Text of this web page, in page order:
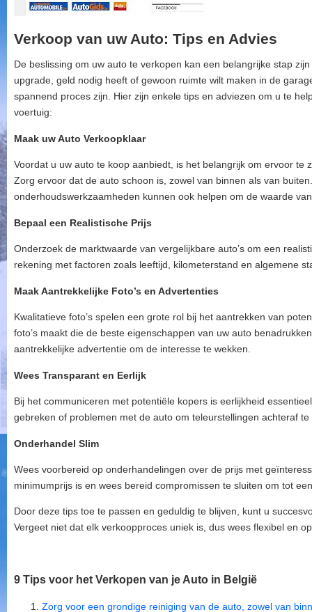
Verkoop van uw Auto: Tips en Advies
De beslissing om uw auto te verkopen kan een belangrijke stap
upgrade, geld nodig heeft of gewoon ruimte wilt maken in de
spannend proces zijn. Hier zijn enkele tips en adviezen om u te
voertuig:
Maak uw Auto Verkoopklaar
Voordat u uw auto te koop aanbiedt, is het belangrijk om ervoor te
Zorg ervoor dat de auto schoon is, zowel van binnen als van
onderhoudswerkzaamheden kunnen ook helpen om de waarde
Bepaal een Realistische Prijs
Onderzoek de marktwaarde van vergelijkbare auto’s om een
rekening met factoren zoals leeftijd, kilometerstand en algemene
Maak Aantrekkelijke Foto’s en Advertenties
Kwalitatieve foto’s spelen een grote rol bij het aantrekken van
foto’s maakt die de beste eigenschappen van uw auto
aantrekkelijke advertentie om de interesse te wekken.
Wees Transparant en Eerlijk
Bij het communiceren met potentiële kopers is eerlijkheid
gebreken of problemen met de auto om teleurstellingen achteraf
Onderhandel Slim
Wees voorbereid op onderhandelingen over de prijs met
minimumprijs is en wees bereid compromissen te sluiten om tot
Door deze tips toe te passen en geduldig te blijven, kunt u
Vergeet niet dat elk verkoopproces uniek is, dus wees flexibel en
9 Tips voor het Verkopen van je Auto in België
Zorg voor een grondige reiniging van de auto, zowel van